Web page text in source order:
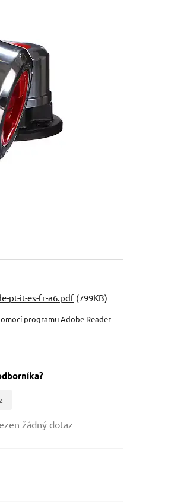
pt-it-es-fr-a6.pdf (799KB)
programuAdobe Reader
žádný dotaz